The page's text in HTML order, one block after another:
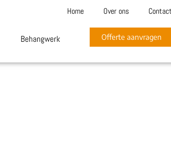
Home Over ons Contact
Behangwerk Offerte aanvragen